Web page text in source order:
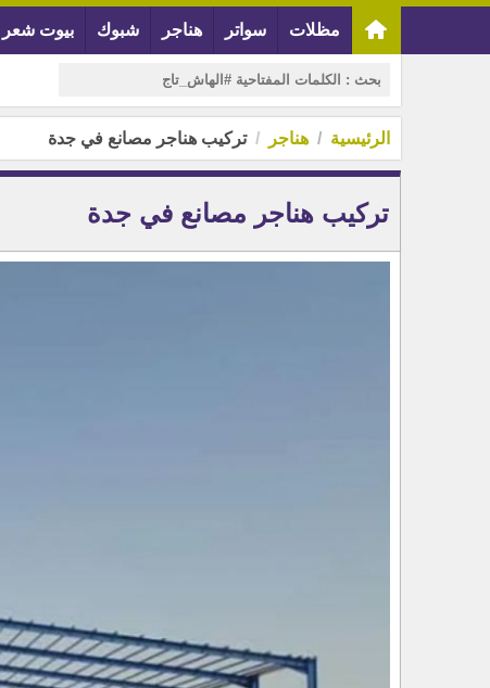
مظلات سواتر هناجر شبوك بيوت شعر
الرئيسية هناجر تركيب هناجر مصانع في جدة
تركيب هناجر مصانع في جدة